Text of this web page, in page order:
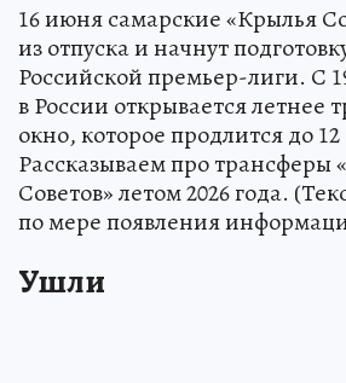
16 июня самарские «Крылья
из отпуска и начнут
Российской премьер-лиги. С
в России открывается летнее
окно, которое продлится до
Рассказываем про трансферы
Советов» летом 2026 года.
по мере появления
Ушли